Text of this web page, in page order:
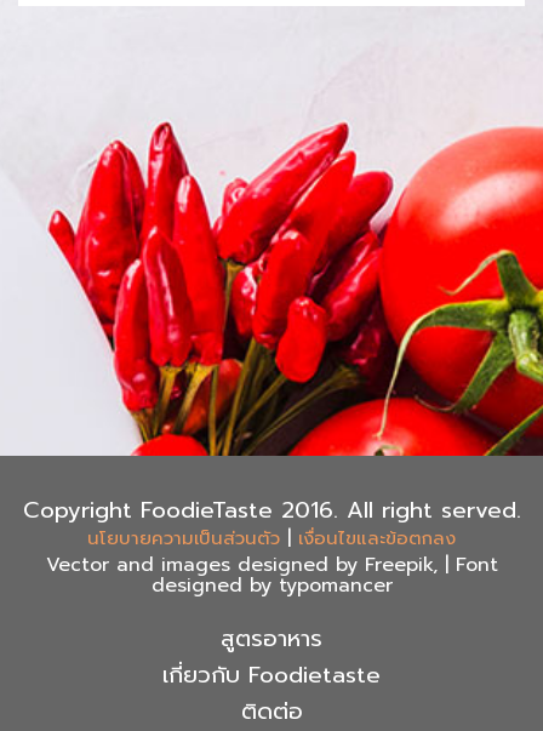
Copyright FoodieTaste 2016. All right served.
นโยบายความเป็นส่วนตัว | เงื่อนไขและข้อตกลง
Vector and images designed by Freepik, | Font
designed by typomancer
สูตรอาหาร
เกี่ยวกับ Foodietaste
ติดต่อ